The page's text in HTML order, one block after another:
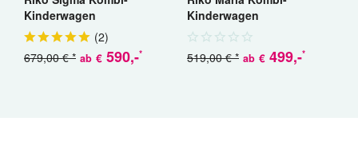
Kinderwagen
(2)
ab € 590,-*
679,00 € *
Kinderwagen
ab € 499,-*
519,00 € *